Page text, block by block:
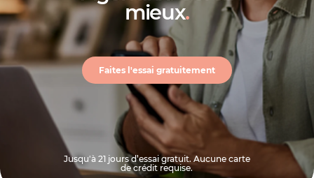
mieux.
Faites l'essai gratuitement
Jusqu'à 21 jours d’essai gratuit. Aucune carte
de crédit requise.